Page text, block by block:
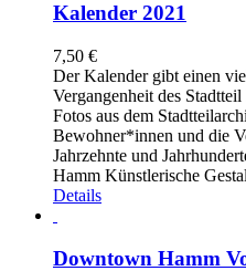
Kalender 2021
7,50 €
Der Kalender gibt einen
Vergangenheit des
Fotos aus dem
Bewohner*innen und die
Jahrzehnte und
Hamm Künstlerische
Details
Downtown Hamm